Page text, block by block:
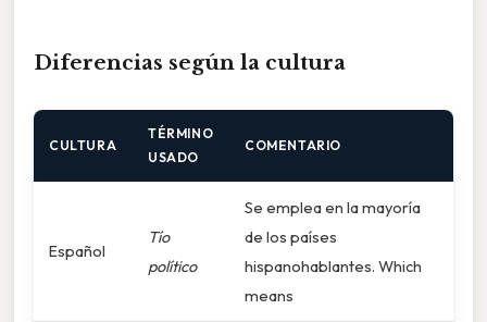
Diferencias según la cultura
CULTURA
TÉRMINO
USADO
COMENTARIO
Español
Tío
político
Se emplea en la mayoría
de los países
hispanohablantes. Which
means